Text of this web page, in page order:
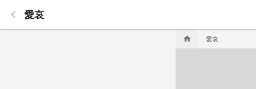
home 愛哀
keyboard_arrow_left 愛哀